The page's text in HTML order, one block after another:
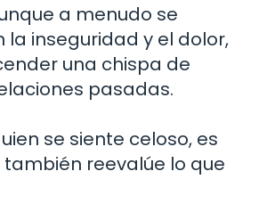
a menudo se
la inseguridad y el dolor,
una chispa de
pasadas.
se siente celoso, es
reevalúe lo que